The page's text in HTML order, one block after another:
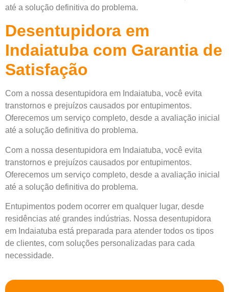
até a solução definitiva do problema.
Desentupidora em
Indaiatuba com Garantia de
Satisfação
Com a nossa desentupidora em Indaiatuba, você evita
transtornos e prejuízos causados por entupimentos.
Oferecemos um serviço completo, desde a avaliação inicial
até a solução definitiva do problema.
Com a nossa desentupidora em Indaiatuba, você evita
transtornos e prejuízos causados por entupimentos.
Oferecemos um serviço completo, desde a avaliação inicial
até a solução definitiva do problema.
Entupimentos podem ocorrer em qualquer lugar, desde
residências até grandes indústrias. Nossa desentupidora
em Indaiatuba está preparada para atender todos os tipos
de clientes, com soluções personalizadas para cada
necessidade.